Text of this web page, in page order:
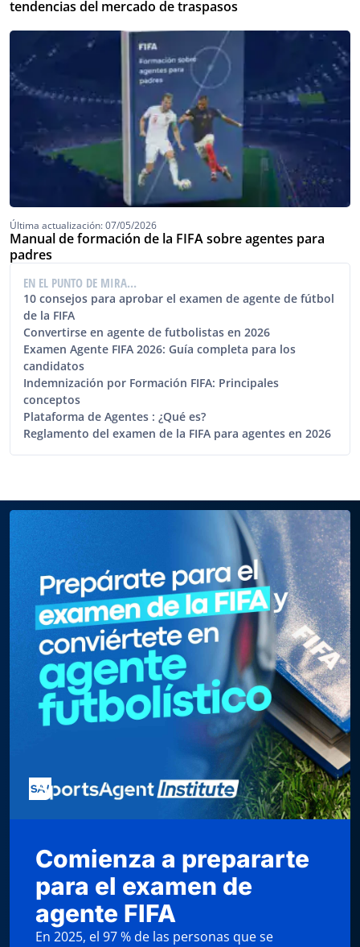
tendencias del mercado de traspasos
Última actualización: 07/05/2026
Manual de formación de la FIFA sobre agentes para
padres
EN EL PUNTO DE MIRA…
10 consejos para aprobar el examen de agente de fútbol
de la FIFA
Convertirse en agente de futbolistas en 2026
Examen Agente FIFA 2026: Guía completa para los
candidatos
Indemnización por Formación FIFA: Principales
conceptos
Plataforma de Agentes : ¿Qué es?
Reglamento del examen de la FIFA para agentes en 2026
Comienza a prepararte
para el examen de
agente FIFA
En 2025, el 97 % de las personas que se